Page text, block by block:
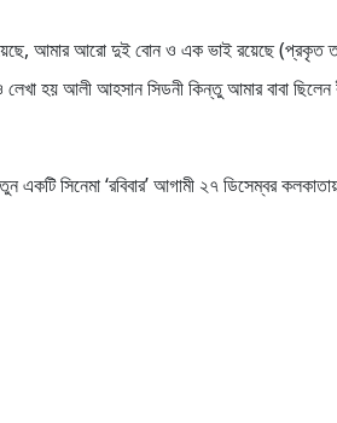
আমার আরো দুই বোন ও এক ভাই রয়েছে
লেখা হয় আলী আহসান সিডনী কিন্তু আমার বাবা
সিনেমা ‘রবিবার’ আগামী ২৭ ডিসেম্বর